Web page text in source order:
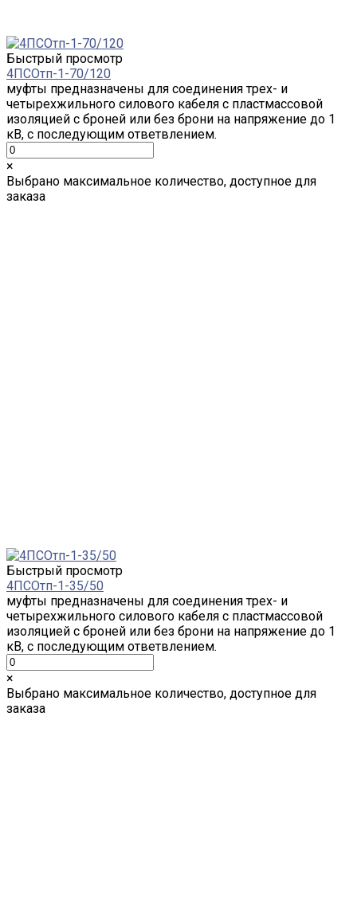
Быстрый просмотр
4ПСОтп-1-70/120
муфты предназначены для соединения трех- и
четырехжильного силового кабеля с пластмассовой
изоляцией с броней или без брони на напряжение до 1
кВ, с последующим ответвлением.
×
Выбрано максимальное количество, доступное для
заказа
Быстрый просмотр
4ПСОтп-1-35/50
муфты предназначены для соединения трех- и
четырехжильного силового кабеля с пластмассовой
изоляцией с броней или без брони на напряжение до 1
кВ, с последующим ответвлением.
×
Выбрано максимальное количество, доступное для
заказа